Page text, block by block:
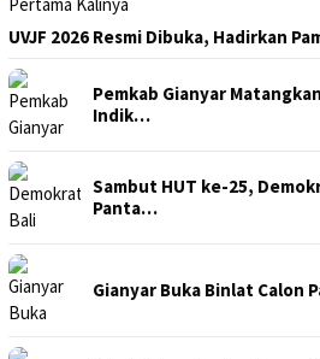
UVJF 2026 Resmi Dibuka, Hadirkan
Pemkab Gianyar
Indik…
Sambut HUT ke-25,
Panta…
Gianyar Buka Binlat Calon